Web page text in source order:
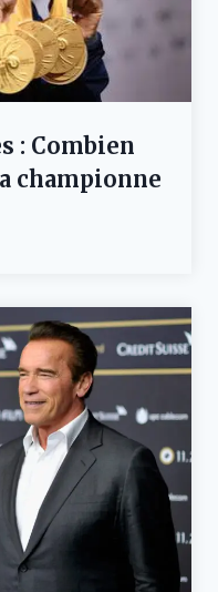
: Combien
championne